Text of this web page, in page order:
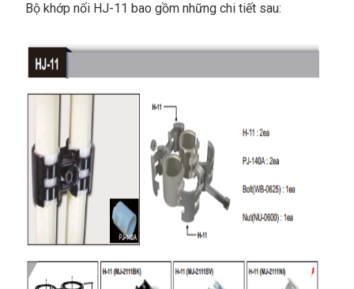
Bộ khớp nối HJ-11 bao gồm những chi tiết sau: